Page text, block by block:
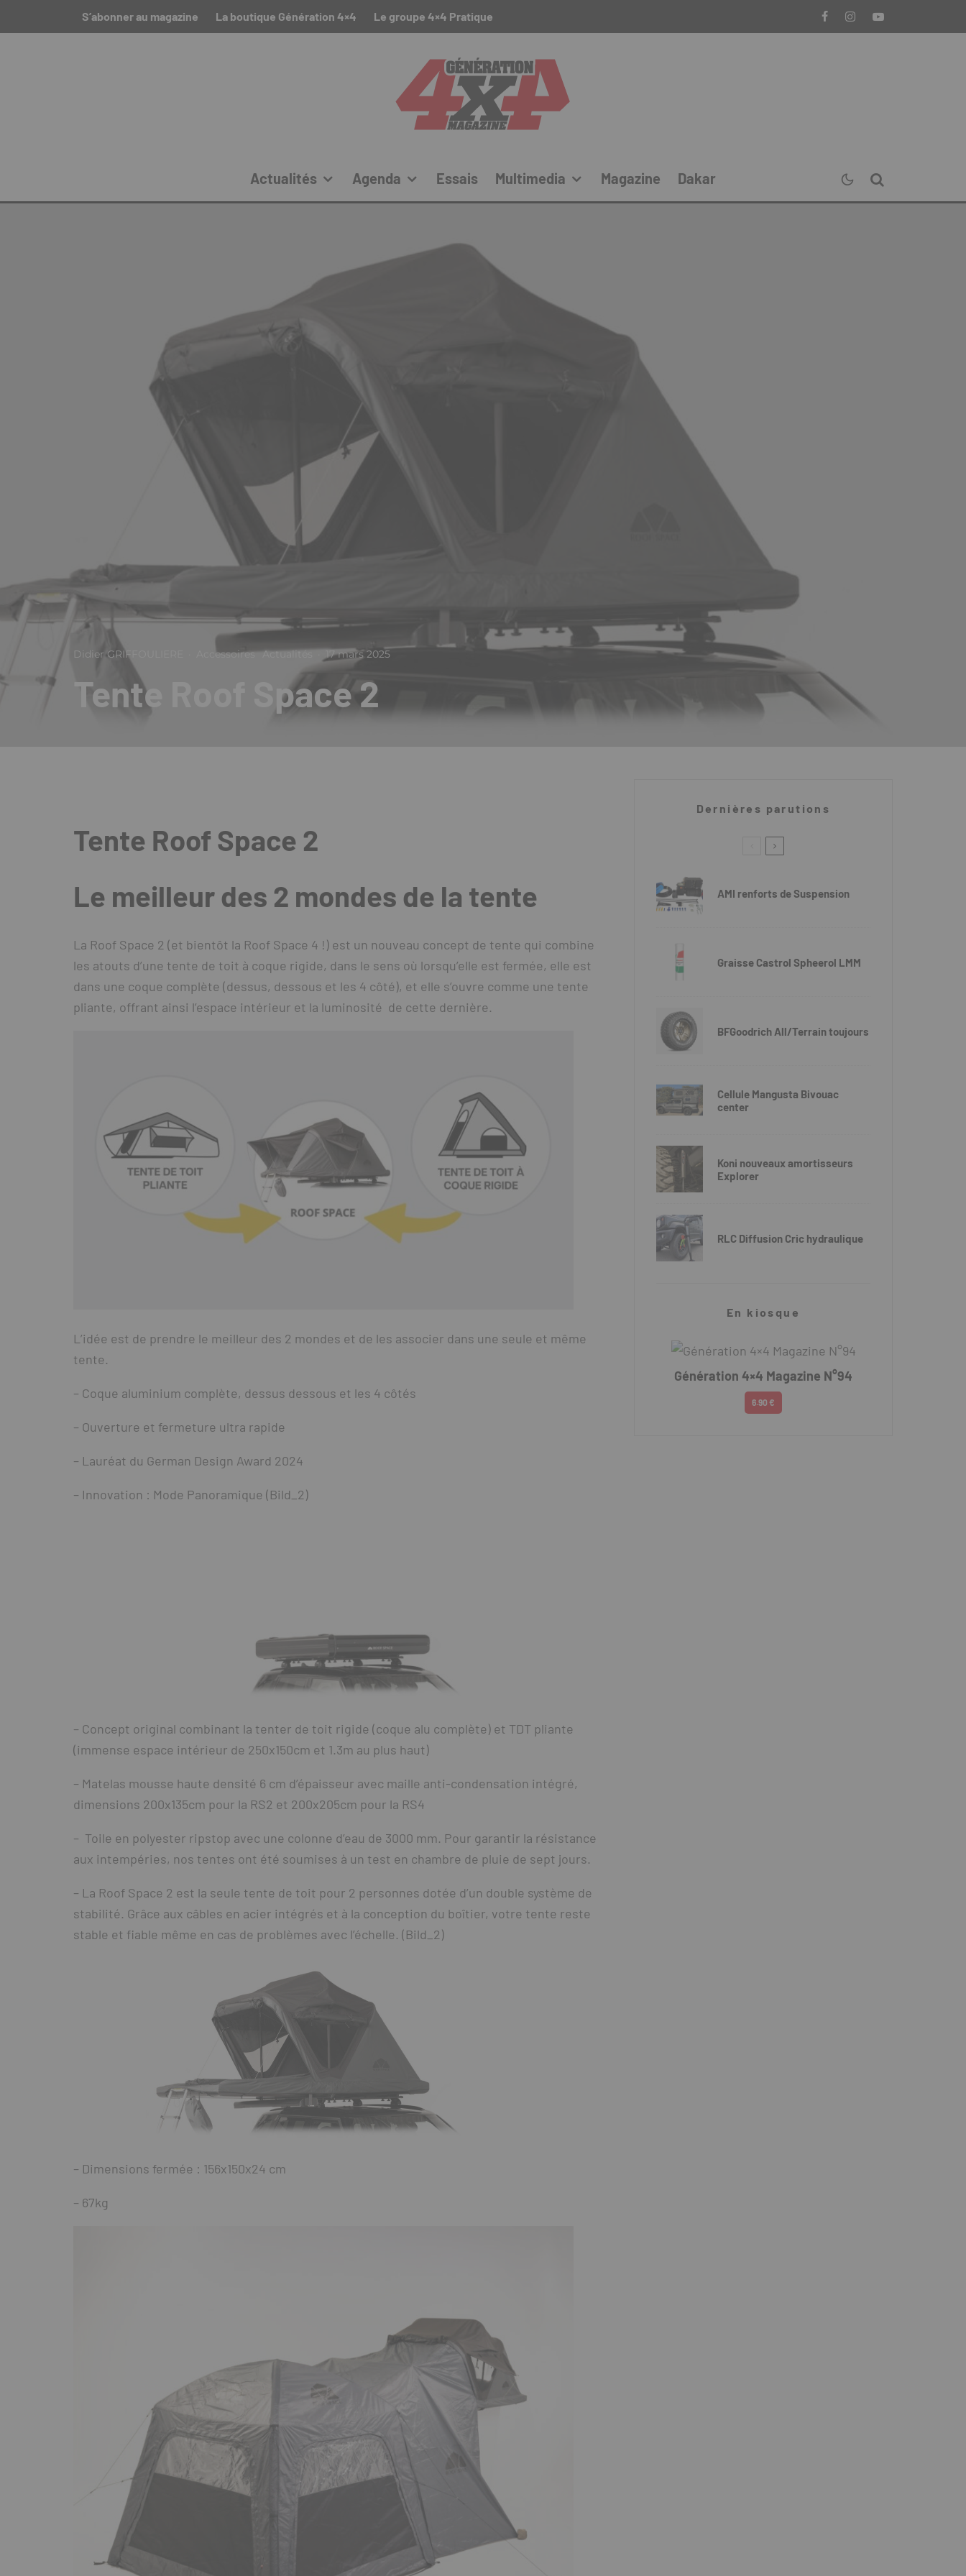
S’abonner au magazine La boutique Génération 4×4 Le groupe 4×4 Pratique
Actualités Agenda Essais Multimedia Magazine Dakar
Didier GRIFFOULIERE Accessoires Actualités 17 mars 2025
Tente Roof Space 2
Tente Roof Space 2
Le meilleur des 2 mondes de la tente
La Roof Space 2 (et bientôt la Roof Space 4 !) est un nouveau concept de tente qui combine
les atouts d’une tente de toit à coque rigide, dans le sens où lorsqu’elle est fermée, elle est
dans une coque complète (dessus, dessous et les 4 côté), et elle s’ouvre comme une tente
pliante, offrant ainsi l’espace intérieur et la luminosité de cette dernière.
L’idée est de prendre le meilleur des 2 mondes et de les associer dans une seule et même
tente.
– Coque aluminium complète, dessus dessous et les 4 côtés
– Ouverture et fermeture ultra rapide
– Lauréat du German Design Award 2024
– Innovation : Mode Panoramique (Bild_2)
– Concept original combinant la tenter de toit rigide (coque alu complète) et TDT pliante
(immense espace intérieur de 250x150cm et 1.3m au plus haut)
– Matelas mousse haute densité 6 cm d’épaisseur avec maille anti-condensation intégré,
dimensions 200x135cm pour la RS2 et 200x205cm pour la RS4
– Toile en polyester ripstop avec une colonne d’eau de 3000 mm. Pour garantir la résistance
aux intempéries, nos tentes ont été soumises à un test en chambre de pluie de sept jours.
– La Roof Space 2 est la seule tente de toit pour 2 personnes dotée d’un double système de
stabilité. Grâce aux câbles en acier intégrés et à la conception du boîtier, votre tente reste
stable et fiable même en cas de problèmes avec l’échelle. (Bild_2)
– Dimensions fermée : 156x150x24 cm
– 67kg
Dernières parutions
AMI renforts de Suspension
Graisse Castrol Spheerol LMM
BFGoodrich All/Terrain toujours
Cellule Mangusta Bivouac
center
Koni nouveaux amortisseurs
Explorer
RLC Diffusion Cric hydraulique
En kiosque
Génération 4×4 Magazine N°94
6.90 €